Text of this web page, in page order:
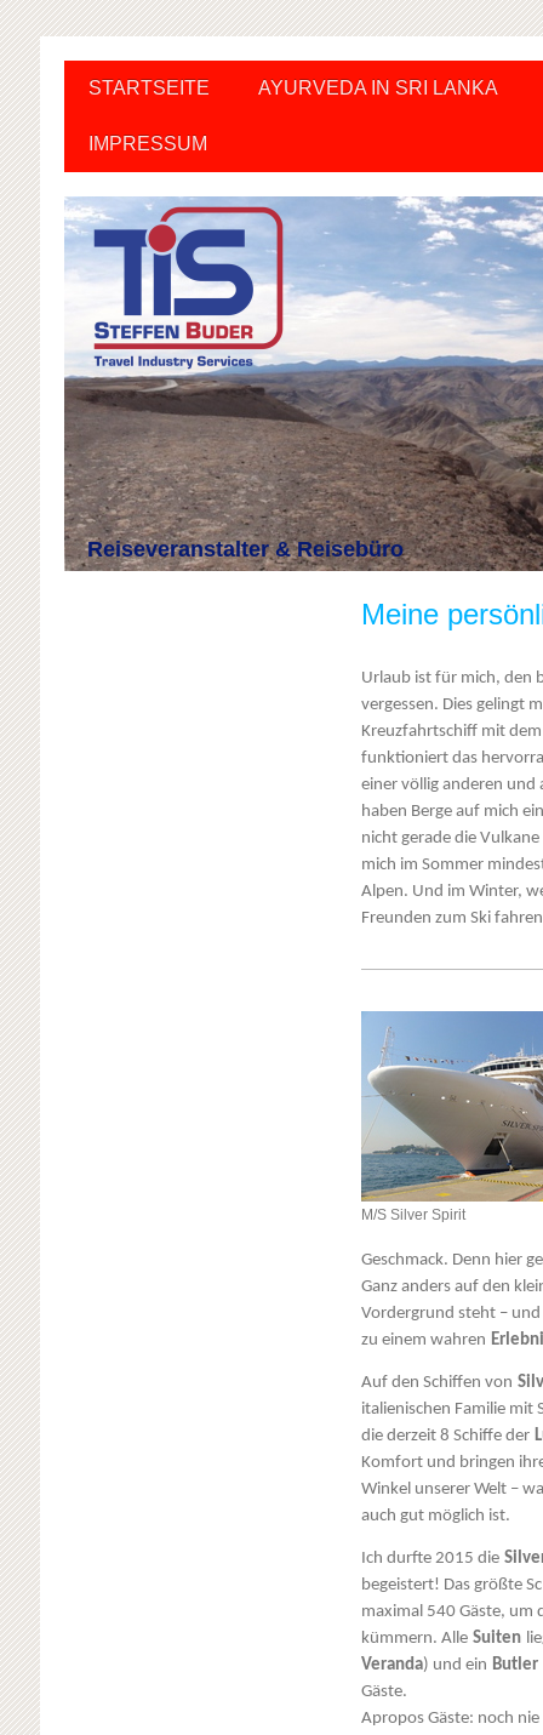
STARTSEITE AYURVEDA IN SRI LANKA
IMPRESSUM
Reiseveranstalter & Reisebüro
Meine
Urlaub ist für mich, den
vergessen. Dies gelingt
Kreuzfahrtschiff mit
funktioniert das
einer völlig anderen und
haben Berge auf mich
nicht gerade die
mich im Sommer
Alpen. Und im Winter,
Freunden zum Ski
M/S Silver Spirit
Geschmack. Denn hier
Ganz anders auf den
Vordergrund steht – und
zu einem wahren
Auf den Schiffen von
italienischen Familie mit
die derzeit 8 Schiffe der
Komfort und bringen
Winkel unserer Welt –
auch gut möglich ist.
Ich durfte 2015 die
begeistert! Das größte
maximal 540 Gäste, um
kümmern. Alle Suiten
Veranda) und ein Butler
Gäste.
Apropos Gäste: noch